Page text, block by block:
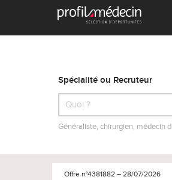
Spécialité ou Recruteur
Généraliste, chirurgien, médecin
Offre n°4381882 – 28/07/2026